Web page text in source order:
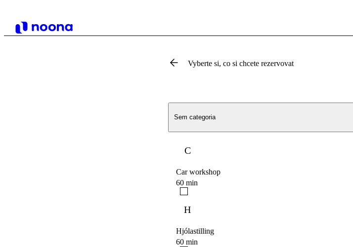
Vyberte si, co si chcete rezervovat
Sem categoria
C
Car workshop
60 min
H
Hjólastilling
60 min